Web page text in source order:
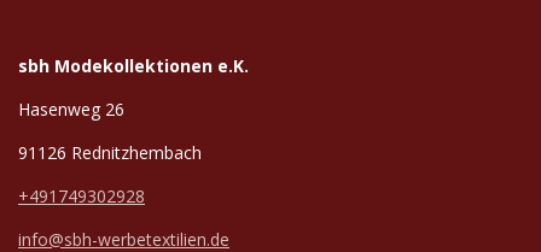
sbh Modekollektionen e.K.
Hasenweg 26
91126 Rednitzhembach
+491749302928
info@sbh-werbetextilien.de